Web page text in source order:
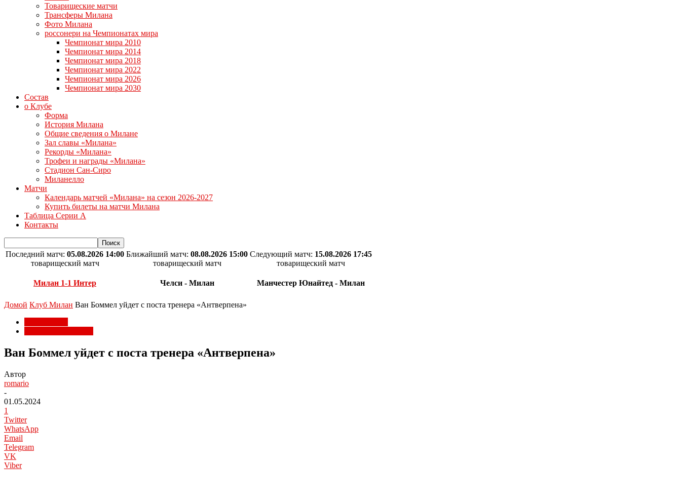
Товарищеские матчи
Трансферы Милана
Фото Милана
россонери на Чемпионатах мира
Чемпионат мира 2010
Чемпионат мира 2014
Чемпионат мира 2018
Чемпионат мира 2022
Чемпионат мира 2026
Чемпионат мира 2030
Состав
о Клубе
Форма
История Милана
Общие сведения о Милане
Зал славы «Милана»
Рекорды «Милана»
Трофеи и награды «Милана»
Стадион Сан-Сиро
Миланелло
Матчи
Календарь матчей «Милана» на сезон 2026-2027
Купить билеты на матчи Милана
Таблица Серии А
Контакты
Последний матч: 05.08.2026 14:00
товарищеский матч
Милан 1-1 Интер
Ближайший матч: 08.08.2026 15:00
товарищеский матч
Челси - Милан
Следующий матч: 15.08.2026 17:45
товарищеский матч
Манчестер Юнайтед - Милан
Домой Клуб Милан Ван Боммел уйдет с поста тренера «Антверпена»
Ван Боммел уйдет с поста тренера «Антверпена»
Автор
romario
-
01.05.2024
1
Twitter
WhatsApp
Email
Telegram
VK
Viber